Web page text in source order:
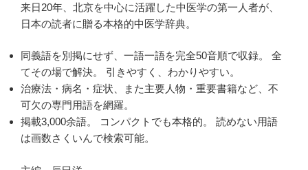
来日20年、北京を中心に活躍した中医学の第一人者が、
日本の読者に贈る本格的中医学辞典。
同義語を別掲にせず、一語一語を完全50音順で収録。 全
てその場で解決。 引きやすく、わかりやすい。
治療法・病名・症状、また主要人物・重要書籍など、不
可欠の専門用語を網羅。
掲載3,000余語。 コンパクトでも本格的。 読めない用語
は画数さくいんで検索可能。